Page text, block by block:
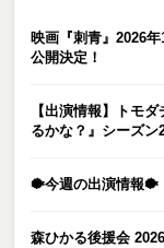
映画『刺青』2026
公開決定！
【出演情報】トモ
るかな？』シーズン
🐡今週の出演情報🐡
森ひかる後援会